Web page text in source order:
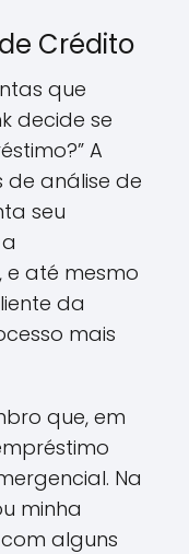
Crédito
que
decide se
A
de análise de
seu
até mesmo
da
mais
que, em
Na
minha
alguns